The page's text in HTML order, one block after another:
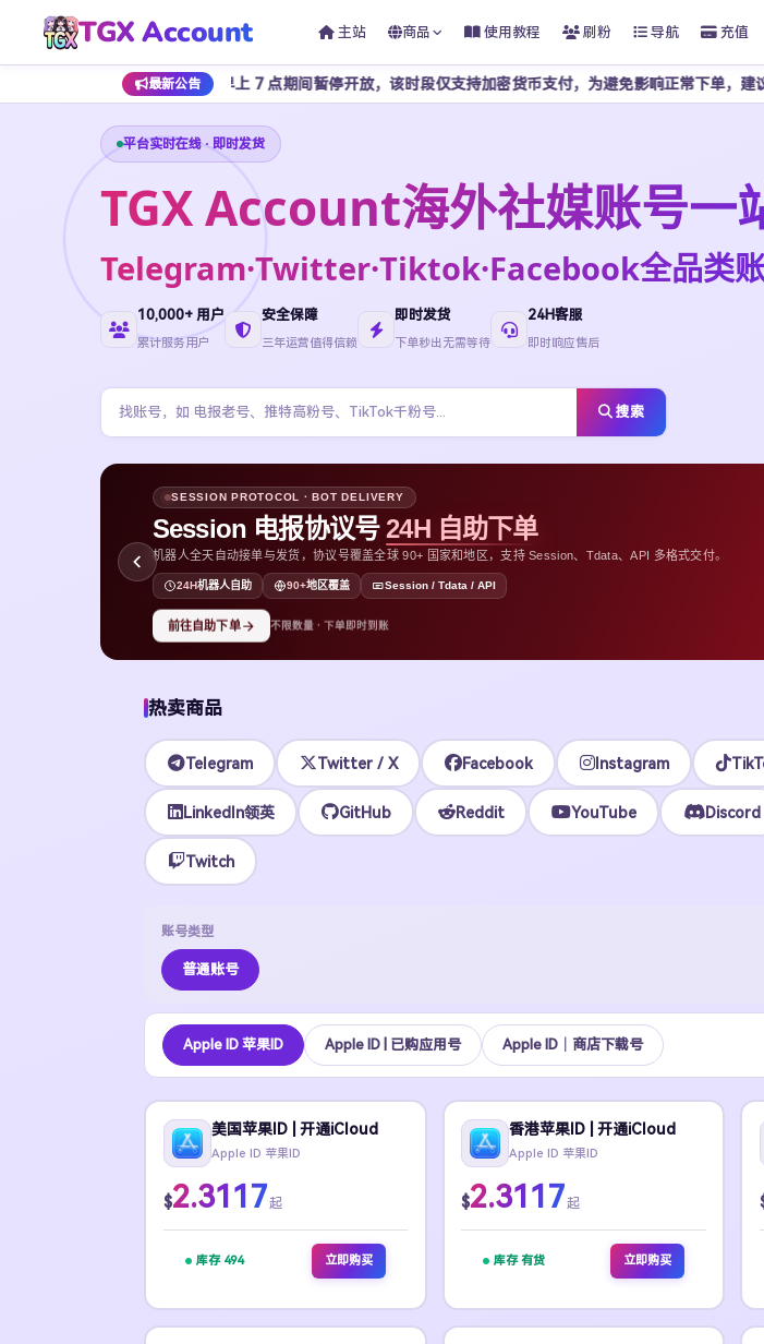
TGX Account 主站 商品 使用教程 刷粉 导航 充值
最新公告
凌晨 1 点至早上 7 点期间暂停开放，该时段仅支持加密货币支付，为避免影响正常下单，建议提前安排余额充
平台实时在线 · 即时发货
TGX Account海外社媒账号一
Telegram·Twitter·Tiktok·Facebook全品类
10,000+ 用户
累计服务用户
安全保障
三年运营值得信赖
即时发货
下单秒出无需等待
24H客服
即时响应售后
搜索
SESSION PROTOCOL · BOT DELIVERY
Session 电报协议号24H 自助下单
机器人全天自动接单与发货，协议号覆盖全球 90+ 国家和地区，支持 Session、Tdata、API 多格式交付。
24H机器人自助 90+地区覆盖 Session / Tdata / API
前往自助下单 不限数量 · 下单即时到账
热卖商品
Telegram Twitter / X Facebook Instagram
LinkedIn领英 GitHub Reddit YouTube Discord
Twitch
账号类型
普通账号
Apple ID 苹果ID Apple ID | 已购应用号 Apple ID｜商店下载号
美国苹果ID | 开通iCloud
Apple ID 苹果ID
$2.3117起
库存 494 立即购买
香港苹果ID | 开通iCloud
Apple ID 苹果ID
$2.3117起
库存 有货 立即购买